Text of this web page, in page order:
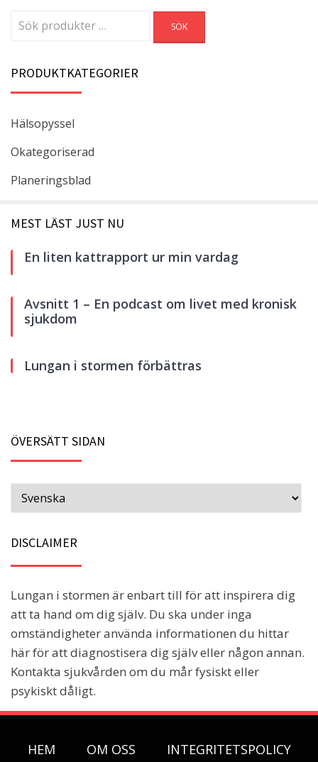
Sök
SÖK
PRODUKTKATEGORIER
Hälsopyssel
Okategoriserad
Planeringsblad
MEST LÄST JUST NU
En liten kattrapport ur min vardag
Avsnitt 1 – En podcast om livet med kronisk
sjukdom
Lungan i stormen förbättras
ÖVERSÄTT SIDAN
DISCLAIMER
Lungan i stormen är enbart till för att inspirera dig
att ta hand om dig själv. Du ska under inga
omständigheter använda informationen du hittar
här för att diagnostisera dig själv eller någon annan.
Kontakta sjukvården om du mår fysiskt eller
psykiskt dåligt.
HEM OM OSS INTEGRITETSPOLICY